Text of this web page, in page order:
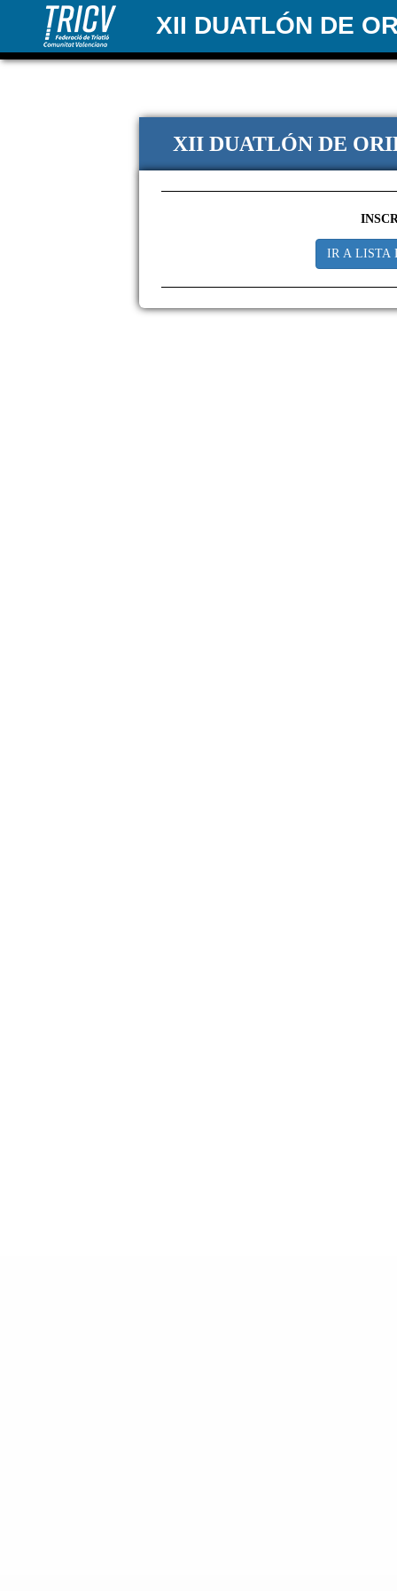
XII DUATLÓN DE
XII DUATLÓN DE
IR A LISTA